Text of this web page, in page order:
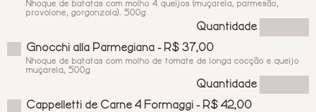
Quantidade
Nhoque de batatas com molho 4 queijos (muçarela, parmesão,
provolone, gorgonzola). 500g
Gnocchi alla Parmegiana - R$ 37,00
Quantidade
Nhoque de batatas com molho de tomate de longa cocção e queijo
muçarela, 500g
Cappelletti de Carne 4 Formaggi - R$ 42,00